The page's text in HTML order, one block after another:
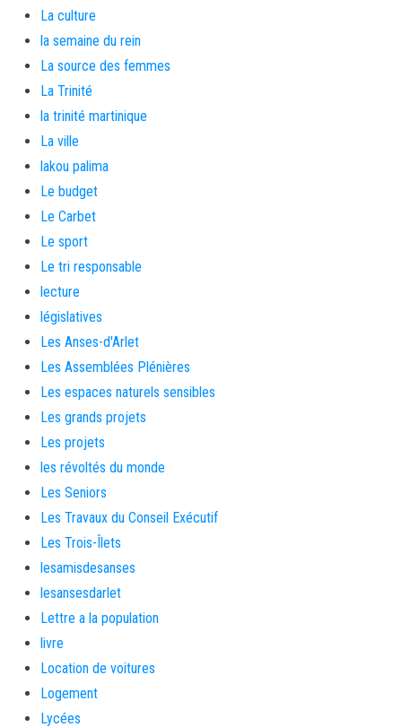
La culture
la semaine du rein
La source des femmes
La Trinité
la trinité martinique
La ville
lakou palima
Le budget
Le Carbet
Le sport
Le tri responsable
lecture
législatives
Les Anses-d'Arlet
Les Assemblées Plénières
Les espaces naturels sensibles
Les grands projets
Les projets
les révoltés du monde
Les Seniors
Les Travaux du Conseil Exécutif
Les Trois-Îlets
lesamisdesanses
lesansesdarlet
Lettre a la population
livre
Location de voitures
Logement
Lycées